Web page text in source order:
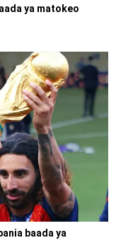
ya matokeo
baada ya